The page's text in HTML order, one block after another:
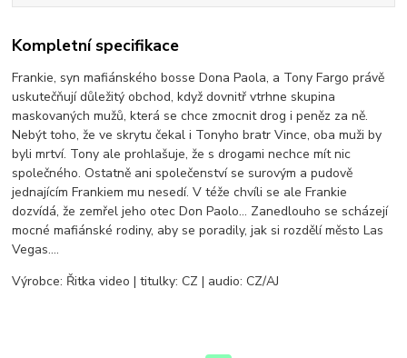
Kompletní specifikace
Frankie, syn mafiánského bosse Dona Paola, a Tony Fargo právě
uskutečňují důležitý obchod, když dovnitř vtrhne skupina
maskovaných mužů, která se chce zmocnit drog i peněz za ně.
Nebýt toho, že ve skrytu čekal i Tonyho bratr Vince, oba muži by
byli mrtví. Tony ale prohlašuje, že s drogami nechce mít nic
společného. Ostatně ani společenství se surovým a pudově
jednajícím Frankiem mu nesedí. V téže chvíli se ale Frankie
dozvídá, že zemřel jeho otec Don Paolo... Zanedlouho se scházejí
mocné mafiánské rodiny, aby se poradily, jak si rozdělí město Las
Vegas.…
Výrobce: Řitka video | titulky: CZ | audio: CZ/AJ